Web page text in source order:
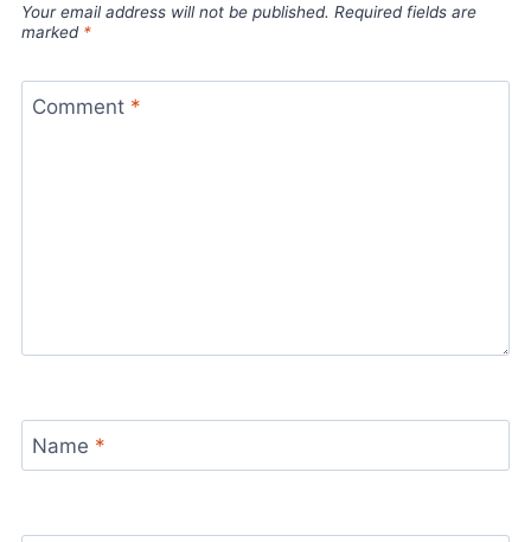
Your email address will not be published. Required fields are
marked *
Comment *
Name *